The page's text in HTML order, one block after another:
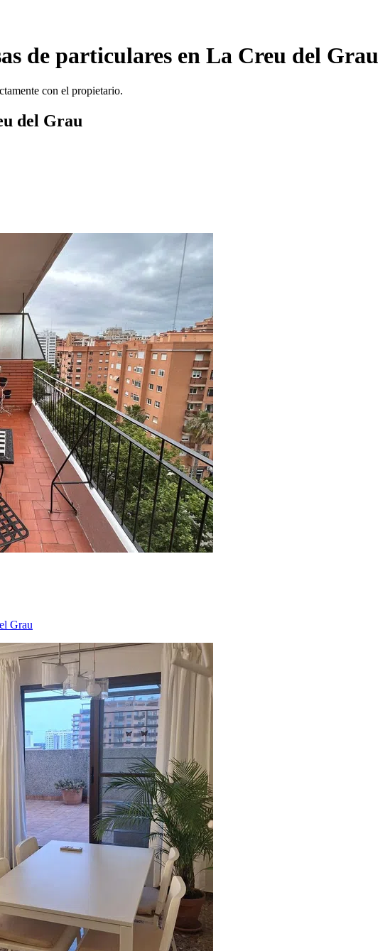
de particulares en La Creu del Grau
con el propietario.
del Grau
Grau